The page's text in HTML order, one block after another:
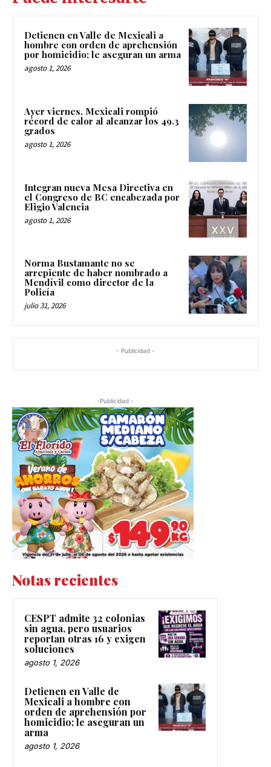
Detienen en Valle de Mexicali a
hombre con orden de aprehensión
por homicidio; le aseguran un arma
agosto 1, 2026
Ayer viernes, Mexicali rompió
récord de calor al alcanzar los 49.3
grados
agosto 1, 2026
Integran nueva Mesa Directiva en
el Congreso de BC encabezada por
Eligio Valencia
agosto 1, 2026
Norma Bustamante no se
arrepiente de haber nombrado a
Mendívil como director de la
Policía
julio 31, 2026
- Publicidad -
-Publicidad -
Notas recientes
CESPT admite 32 colonias
sin agua, pero usuarios
reportan otras 16 y exigen
soluciones
agosto 1, 2026
Detienen en Valle de
Mexicali a hombre con
orden de aprehensión por
homicidio; le aseguran un
arma
agosto 1, 2026